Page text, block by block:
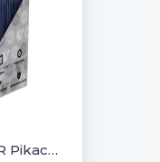
Obal UP TOPLOADER Pikachu 25ks